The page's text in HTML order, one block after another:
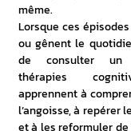
même.
Lorsque ces
ou gênent le
de consulter un
thérapies
apprennent à
l’angoisse, à repérer
et à les reformuler